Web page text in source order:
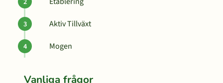
Aktiv Tillväxt
Mogen
Vanliga frågor